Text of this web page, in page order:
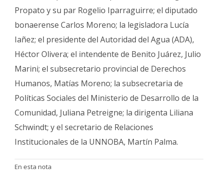
Propato y su par Rogelio Iparraguirre; el diputado
bonaerense Carlos Moreno; la legisladora Lucía
Iañez; el presidente del Autoridad del Agua (ADA),
Héctor Olivera; el intendente de Benito Juárez, Julio
Marini; el subsecretario provincial de Derechos
Humanos, Matías Moreno; la subsecretaria de
Políticas Sociales del Ministerio de Desarrollo de la
Comunidad, Juliana Petreigne; la dirigenta Liliana
Schwindt; y el secretario de Relaciones
Institucionales de la UNNOBA, Martín Palma.
En esta nota